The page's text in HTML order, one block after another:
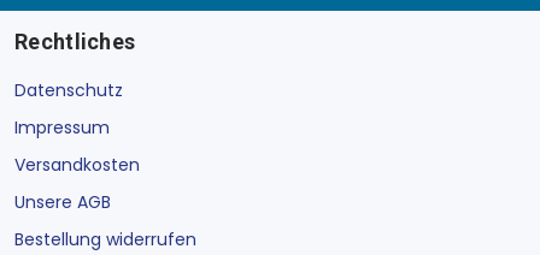
Rechtliches
Datenschutz
Impressum
Versandkosten
Unsere AGB
Bestellung widerrufen